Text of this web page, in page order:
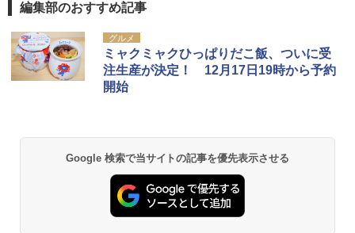
編集部のおすすめ記事
グルメ
ミャクミャクひっぱりだこ飯、ついに受
注生産が決定！ 12月17日19時から予約
開始
Google 検索で当サイトの記事を優先表示させる